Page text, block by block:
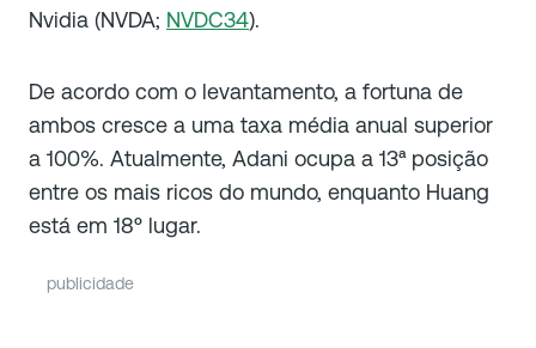
Nvidia (NVDA; NVDC34).
De acordo com o levantamento, a fortuna de
ambos cresce a uma taxa média anual superior
a 100%. Atualmente, Adani ocupa a 13ª posição
entre os mais ricos do mundo, enquanto Huang
está em 18º lugar.
publicidade